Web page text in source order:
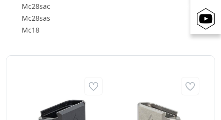
Mc28sac
Mc28sas
Mc18